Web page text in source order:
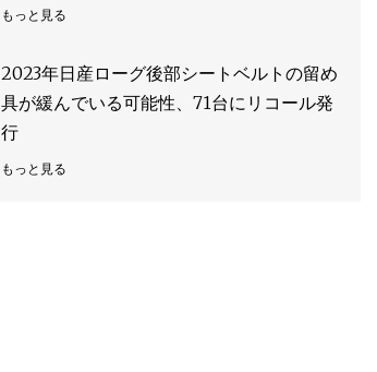
もっと見る
2023年日産ローグ後部シートベルトの留め
具が緩んでいる可能性、71台にリコール発
行
もっと見る